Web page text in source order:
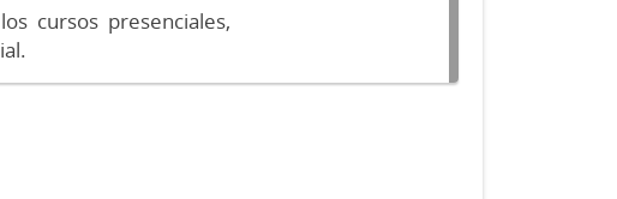
cursos presenciales,